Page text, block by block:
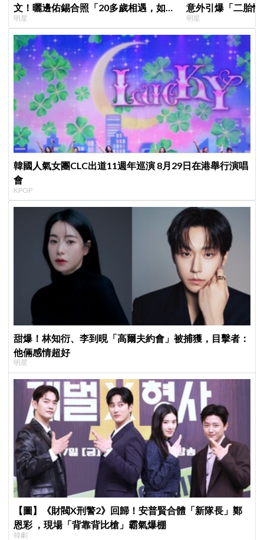
文！曬邊佑錫合照「20多歲相遇，如今
一起站上頒獎舞台」
明星
意外引爆「二胎
明星
韓國人氣女團CLC出道11週年巡演 8月29日在港舉行演唱
會
KPOP
甜爆！林知衍、李到晛「高爾夫約會」被捕獲，目擊者：
他倆感情超好
明星
【圖】《財閥X刑警2》回歸！安普賢合體「新隊長」鄭
恩彩 ，現場「背靠背比槍」霸氣爆棚
韓劇